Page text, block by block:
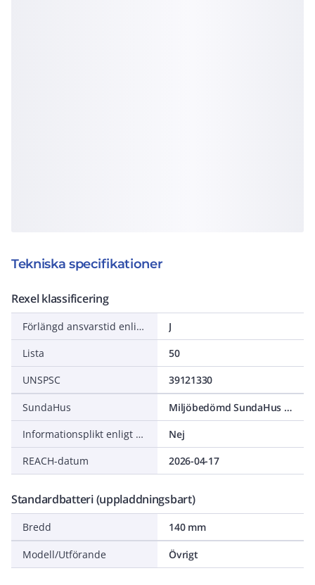
Tekniska specifikationer
Rexel klassificering
Förlängd ansvarstid enligt ALEM-09
J
Lista
50
UNSPSC
39121330
SundaHus
Miljöbedömd SundaHus C-
Informationsplikt enligt REACH
Nej
REACH-datum
2026-04-17
Standardbatteri (uppladdningsbart)
Bredd 140 mm
Modell/Utförande Övrigt